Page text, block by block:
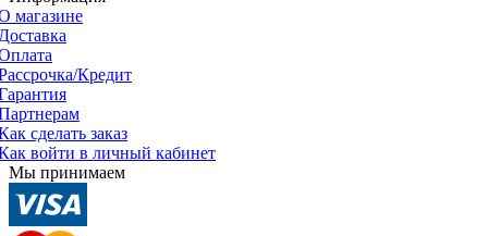
магазине
Кредит
сделать заказ
войти в личный кабинет
Мы принимаем